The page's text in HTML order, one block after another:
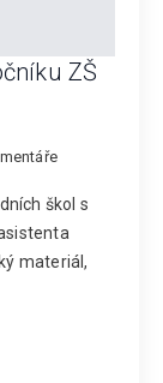
ZŠ
škol s
materiál,